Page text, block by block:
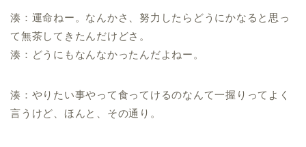
湊：運命ねー。なんかさ、努力したらどうにかなると思っ
て無茶してきたんだけどさ。
湊：どうにもなんなかったんだよねー。
湊：やりたい事やって食ってけるのなんて一握りってよく
言うけど、ほんと、その通り。